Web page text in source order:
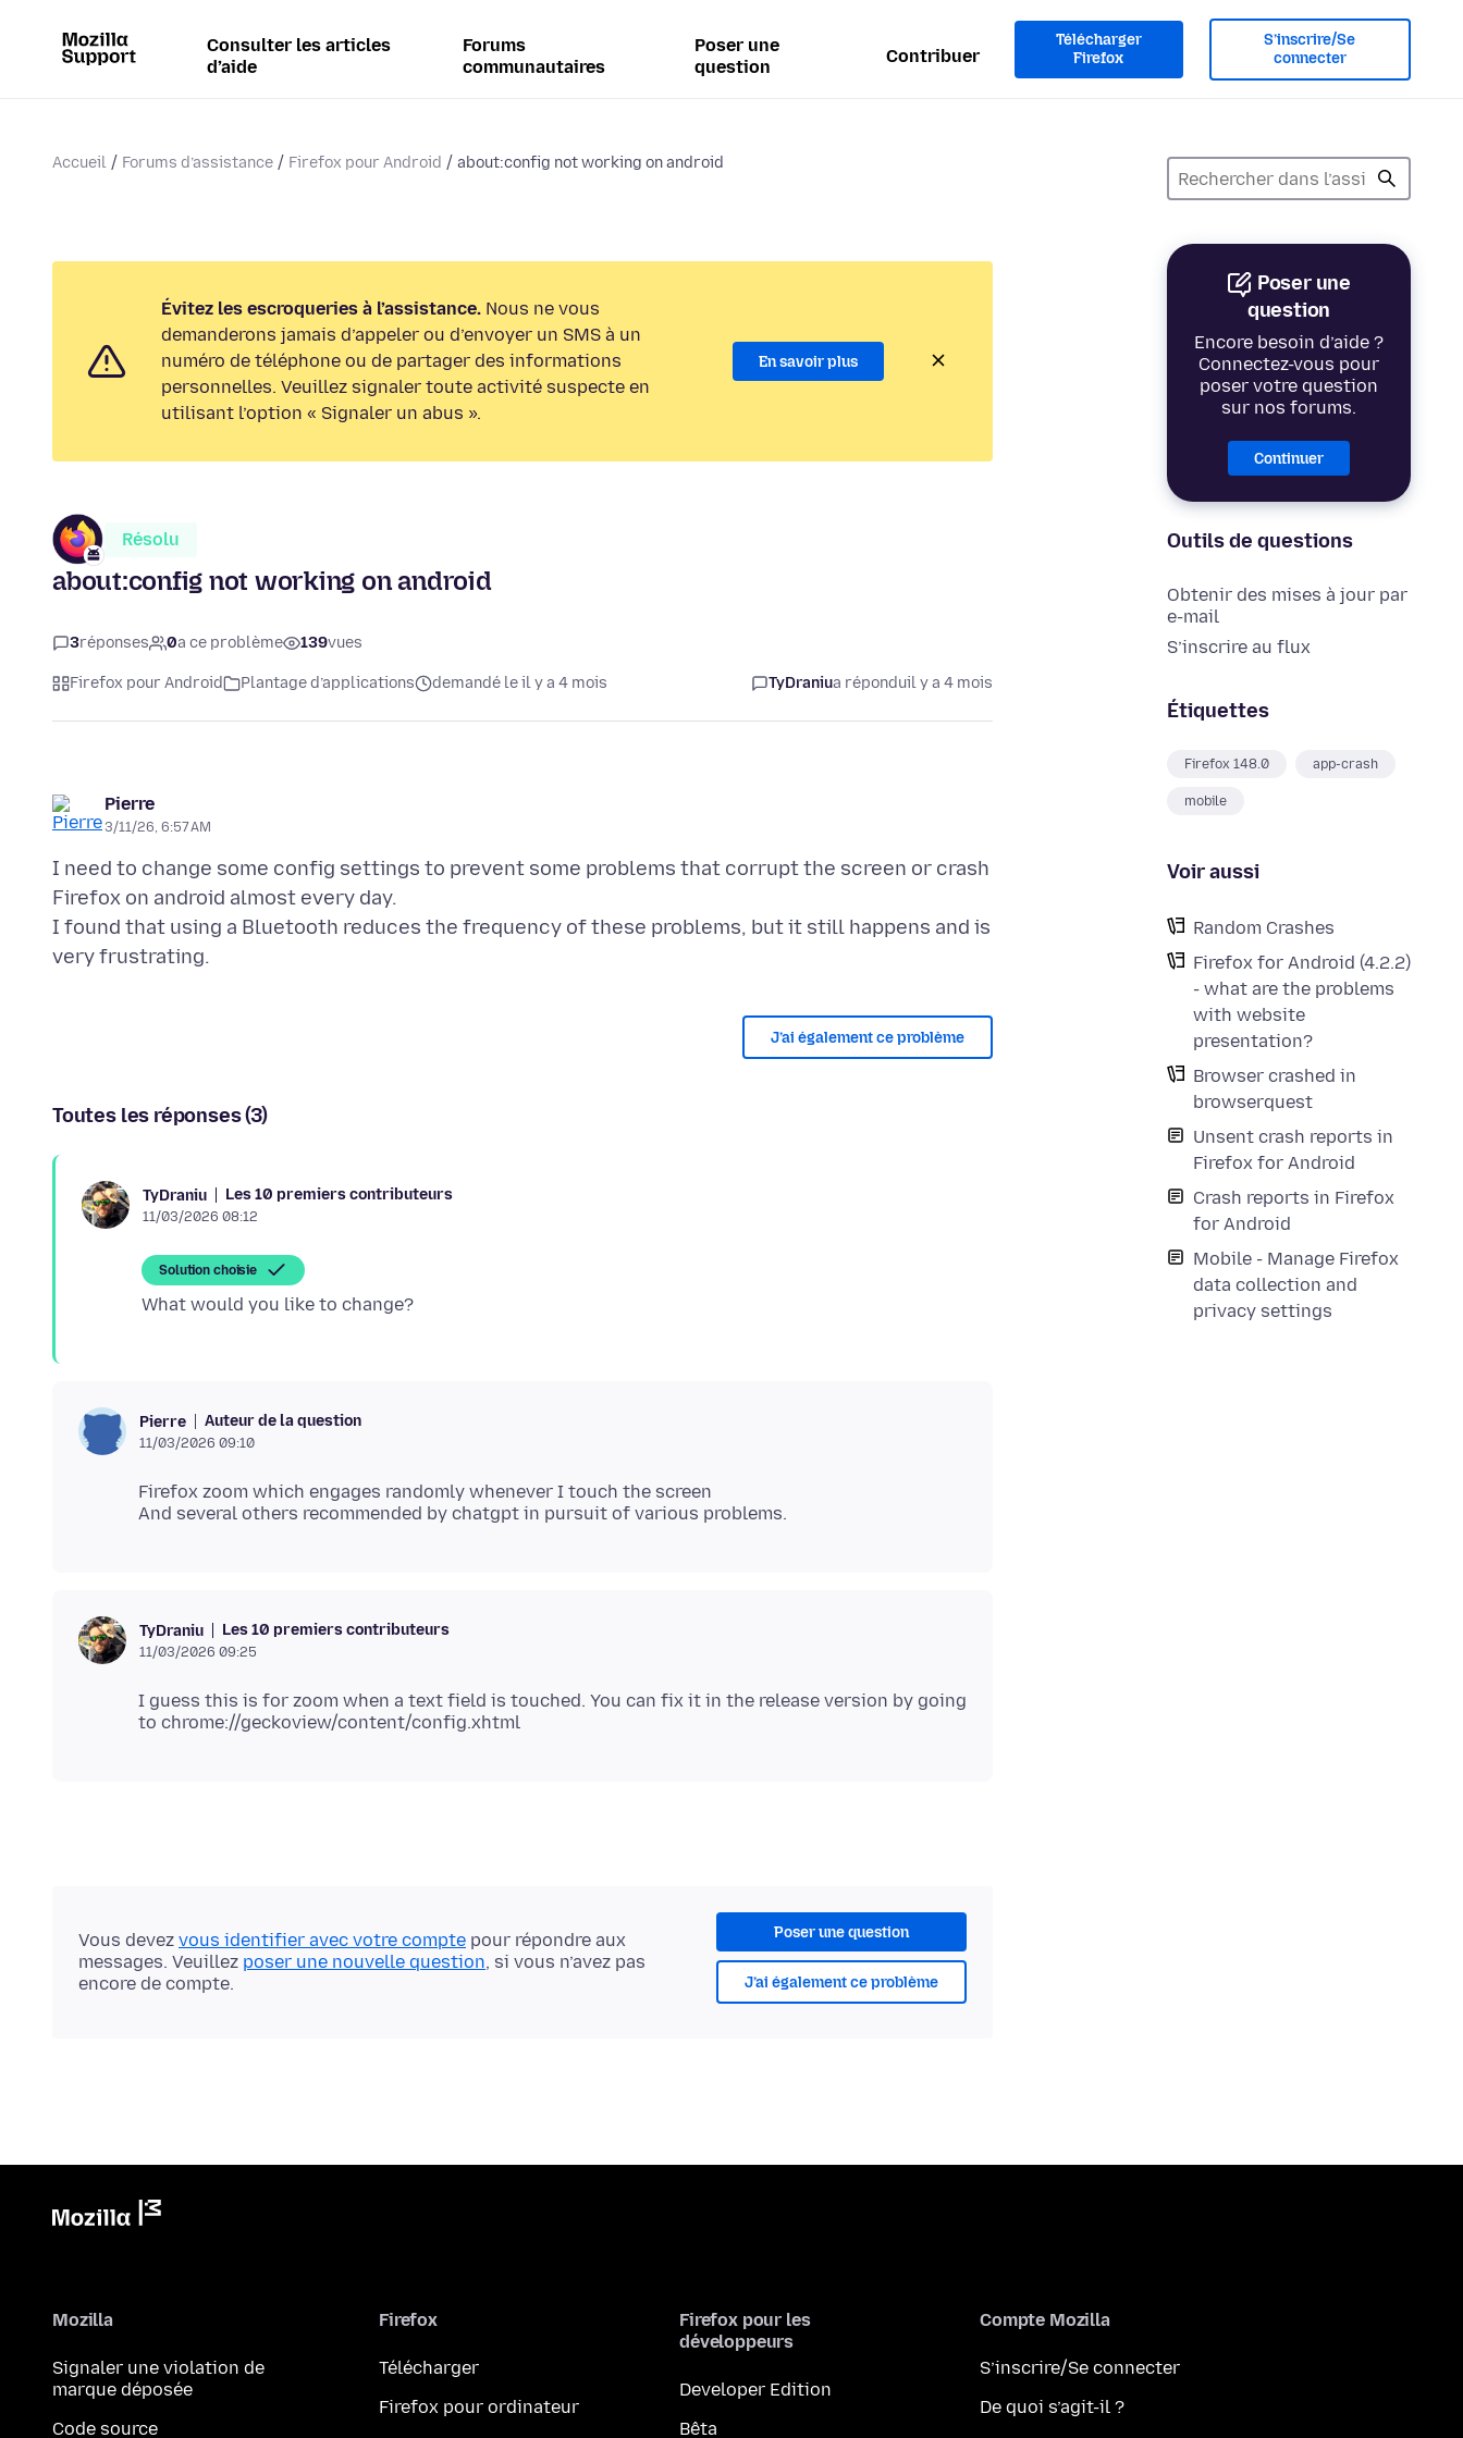
Consulter les articles
d’aide
Forums
communautaires
Poser une
question
Contribuer
Télécharger
Firefox
S’inscrire/Se
connecter
Accueil Forums d’assistance Firefox pour Android about:config not working on android
Poser une
question
Encore besoin d’aide ?
Connectez-vous pour
poser votre question
sur nos forums.
Continuer
Outils de questions
Obtenir des mises à jour par
e-mail
S’inscrire au flux
Étiquettes
Firefox 148.0 app-crash
mobile
Voir aussi
Random Crashes
Firefox for Android (4.2.2)
- what are the problems
with website
presentation?
Browser crashed in
browserquest
Unsent crash reports in
Firefox for Android
Crash reports in Firefox
for Android
Mobile - Manage Firefox
data collection and
privacy settings
Évitez les escroqueries à l’assistance. Nous ne vous
demanderons jamais d’appeler ou d’envoyer un SMS à un
numéro de téléphone ou de partager des informations
personnelles. Veuillez signaler toute activité suspecte en
utilisant l’option « Signaler un abus ».
En savoir plus
Résolu
about:config not working on android
3réponses 0a ce problème 139vues
Firefox pour Android Plantage d’applications demandé le il y a 4 mois TyDraniua réponduil y a 4 mois
Pierre
3/11/26, 6:57 AM
I need to change some config settings to prevent some problems that corrupt the screen or crash
Firefox on android almost every day.
I found that using a Bluetooth reduces the frequency of these problems, but it still happens and is
J’ai également ce problème
Toutes les réponses (3)
TyDraniu Les 10 premiers contributeurs
11/03/2026 08:12
Solution choisie
Pierre Auteur de la question
11/03/2026 09:10
Firefox zoom which engages randomly whenever I touch the screen
TyDraniu Les 10 premiers contributeurs
11/03/2026 09:25
I guess this is for zoom when a text field is touched. You can fix it in the release version by going
Poser une question
J’ai également ce problème
Vous devez vous identifier avec votre compte pour répondre aux
messages. Veuillez poser une nouvelle question, si vous n’avez pas
encore de compte.
Mozilla
Signaler une violation de
marque déposée
Code source
Firefox
Télécharger
Firefox pour ordinateur
Firefox pour les
développeurs
Developer Edition
Bêta
Compte Mozilla
S’inscrire/Se connecter
De quoi s’agit-il ?